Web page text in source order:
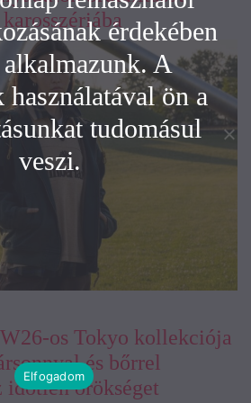
os Tokyo kollekciója
és bőrrel
időtlen örökséget
érdekében
A
használatával ön a
tudomásul
veszi.
Elfogadom